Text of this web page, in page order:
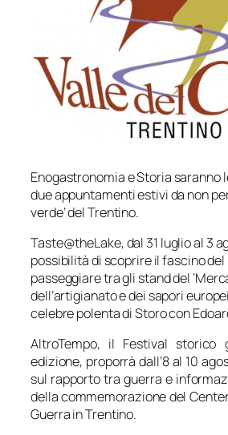
Enogastronomia e Storia saranno
due appuntamenti estivi da non
verde’ del Trentino.
Taste@theLake, dal 31 luglio al 3
possibilità di scoprire il fascino del
passeggiare tra gli stand del
dell’artigianato e dei sapori
celebre polenta di Storo con
AltroTempo, il Festival storico
edizione, proporrà dall’8 al 10
sul rapporto tra guerra e
della commemorazione del
Guerra in Trentino.